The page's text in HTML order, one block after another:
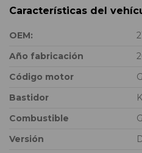
Características del
OEM:
Año fabricación
Código motor
Bastidor
Combustible
Versión